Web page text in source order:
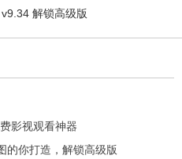
解锁高级版
影视观看神器
的你打造，解锁高级版